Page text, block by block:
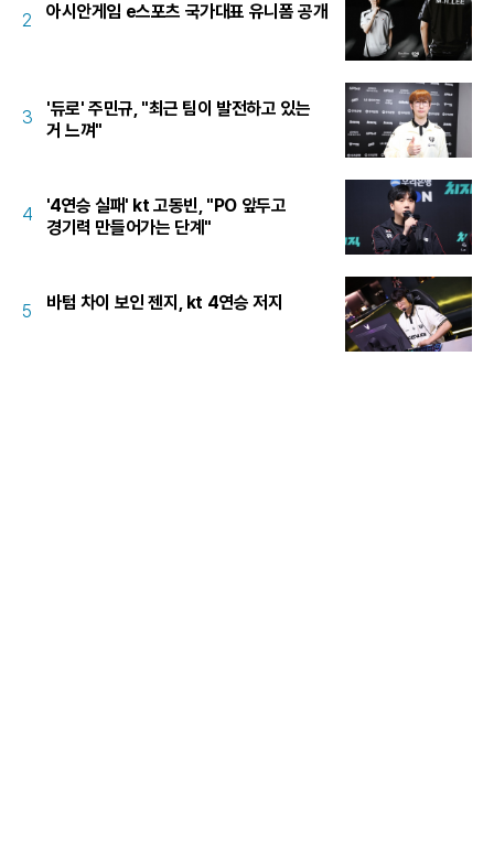
2 아시안게임 e스포츠 국가대표 유니폼 공개
3
'듀로' 주민규, "최근 팀이 발전하고 있는
거 느껴"
4
'4연승 실패' kt 고동빈, "PO 앞두고
경기력 만들어가는 단계"
5 바텀 차이 보인 젠지, kt 4연승 저지